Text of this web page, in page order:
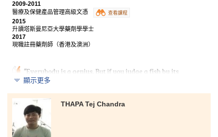
2009-2011
醫療及保健產品管理高級文憑
查看課程
2015
升讀塔斯曼尼亞大學藥劑學學士
2017
現職註冊藥劑師（香港及澳洲）
“Everybody is a genius. But if you judge a fish by its
ability to climb a tree, it will live its whole life believing
Hong Kong Public examination is asking everyone to
climb a tree but that is not the only way to prove your
own ability. Everyone has his/her own abilities and is a
particular “genius”.
顯示更多
THAPA Tej Chandra